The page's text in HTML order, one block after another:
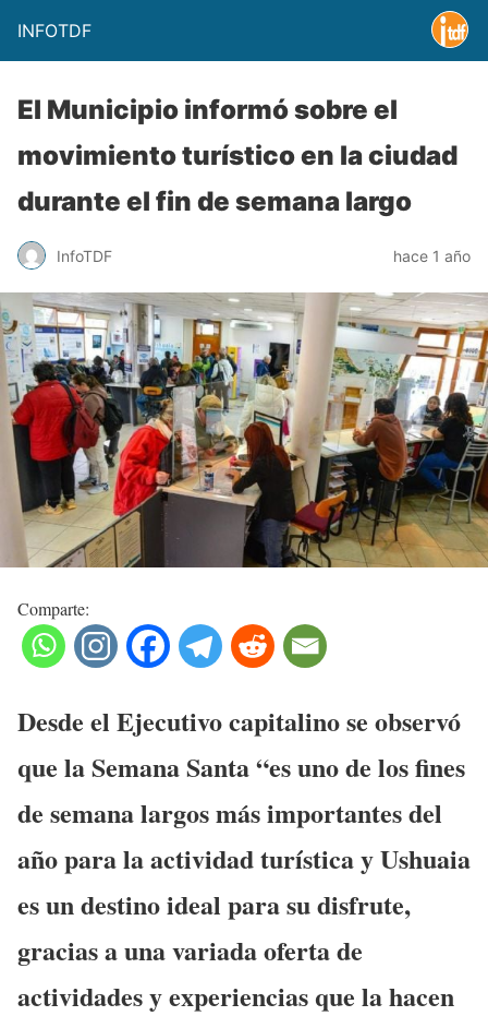
INFOTDF
El Municipio informó sobre el
movimiento turístico en la ciudad
durante el fin de semana largo
InfoTDF hace 1 año
Comparte:
Desde el Ejecutivo capitalino se observó
que la Semana Santa “es uno de los fines
de semana largos más importantes del
año para la actividad turística y Ushuaia
es un destino ideal para su disfrute,
gracias a una variada oferta de
actividades y experiencias que la hacen